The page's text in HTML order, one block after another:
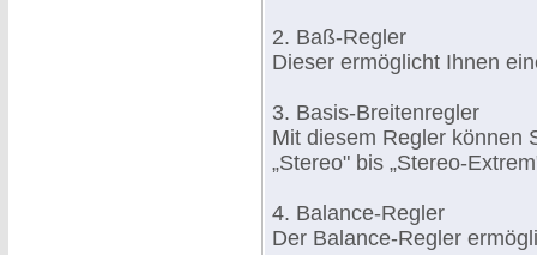
2. Baß-Regler
Dieser ermöglicht Ihnen
3. Basis-Breitenregler
Mit diesem Regler können
„Stereo" bis „Stereo-
4. Balance-Regler
Der Balance-Regler